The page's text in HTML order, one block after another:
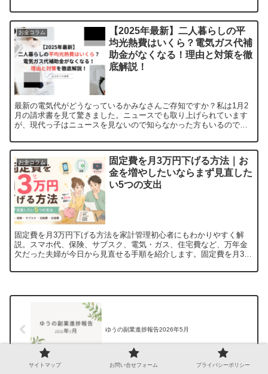
品...
お金コラム
【2025年最新】二人暮らしの平
均光熱費はいくら？電気ガス代補
助金がなくなる！理由と対策を徹
底解説！
最新の電気代がどうなっているかみなさんご存知ですか？私は1月2
月の請求書を見て驚きました。ニュースでも取り上げられています
が、現代っ子はニュースを見ないので知らなかった方もいるのでは
お金コラム
固定費を月3万円下げる方法｜お
金を増やしたいならまず見直した
い5つの支出
固定費を月3万円下げる方法を家計管理初心者にもわかりやすく解
説。スマホ代、保険、サブスク、電気・ガス、住宅費など、万年金
欠だった夫婦が今日から見直せる手順を紹介します。固定費を月3万
ゆうの副業進捗報告2026年5月
サイトマップ お問い合せフォーム プライバシーポリシー